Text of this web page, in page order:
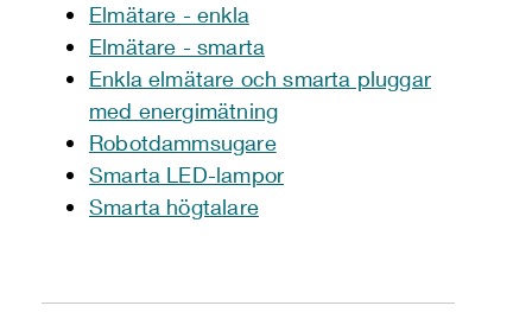
Elmätare - enkla
Elmätare - smarta
Enkla elmätare och smarta pluggar
med energimätning
Robotdammsugare
Smarta LED-lampor
Smarta högtalare